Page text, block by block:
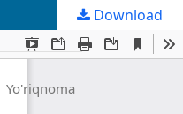
Download
Yo'riqnoma